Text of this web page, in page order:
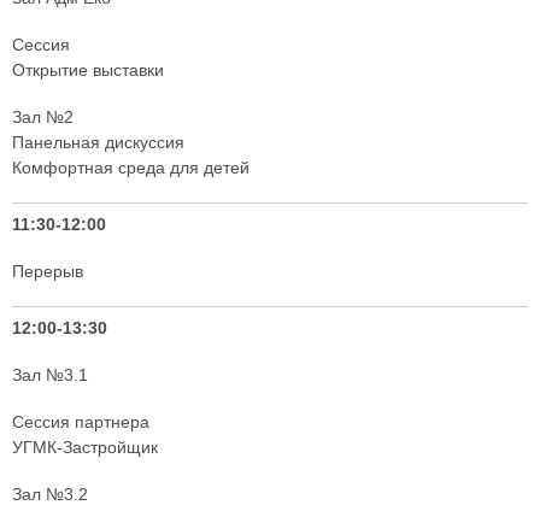
Сессия
Открытие выставки
Зал №2
Панельная дискуссия
Комфортная среда для детей
11:30-12:00
Перерыв
12:00-13:30
Зал №3.1
Сессия партнера
УГМК-Застройщик
Зал №3.2